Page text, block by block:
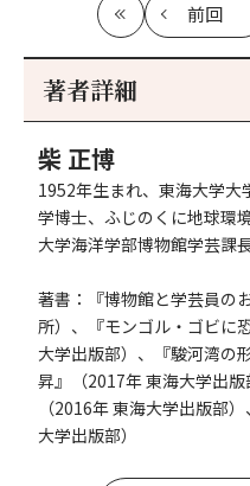
最
初
前回
記
著者詳細
柴 正博
1952年生まれ、東海大学大
学博士、ふじのくに地球環
大学海洋学部博物館学芸課長
著書：『博物館と学芸員の
所）、『モンゴル・ゴビに
大学出版部）、『駿河湾の
昇』（2017年 東海大学出版
（2016年 東海大学出版部
大学出版部）